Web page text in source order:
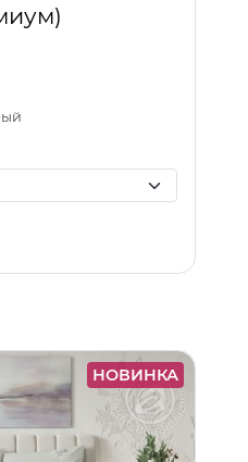
НОВИНКА